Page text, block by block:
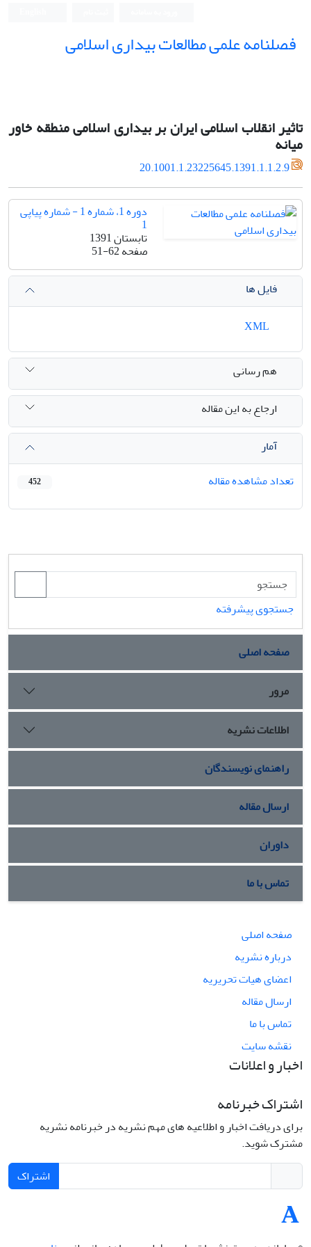
فصلنامه علمی مطالعات بیداری اسلامی
تاثیر انقلاب اسلامی ایران بر بیداری اسلامی منطقه خاور
میانه
20.1001.1.23225645.1391.1.1.2.9
دوره 1، شماره 1 - شماره پیاپی
1
تابستان 1391
صفحه51-62
فایل ها
هم رسانی
ارجاع به این مقاله
آمار
تعداد مشاهده مقاله
452
جستجوی پیشرفته
صفحه اصلی
مرور
اطلاعات نشریه
راهنمای نویسندگان
ارسال مقاله
داوران
تماس با ما
صفحه اصلی
درباره نشریه
اعضای هیات تحریریه
ارسال مقاله
تماس با ما
نقشه سایت
اخبار و اعلانات
اشتراک خبرنامه
برای دریافت اخبار و اطلاعیه های مهم نشریه در خبرنامه نشریه
مشترک شوید.
اشتراک